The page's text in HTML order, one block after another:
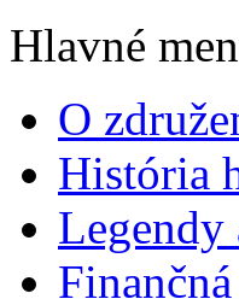
Hlavné
O
História
Legendy